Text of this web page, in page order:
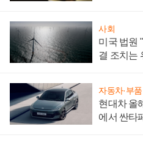
사회
미국 법원
결 조치는
자동차·부품
현대차 올
에서 싼타